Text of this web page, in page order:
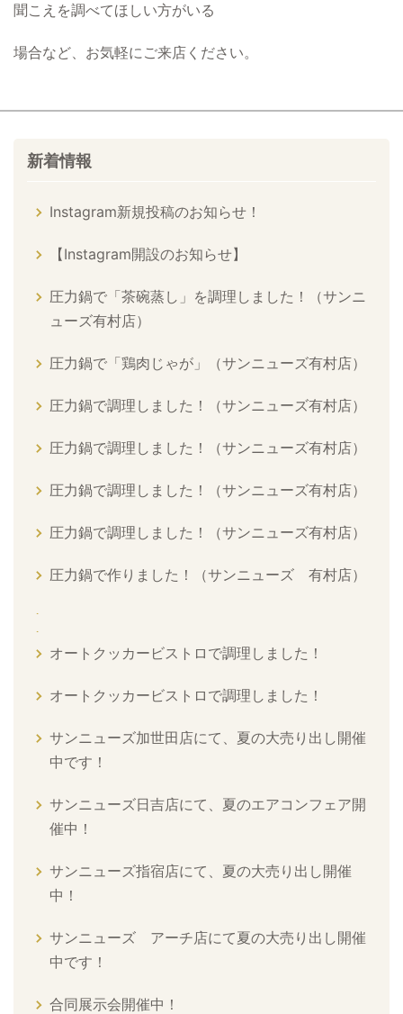
聞こえを調べてほしい方がいる
場合など、お気軽にご来店ください。
新着情報
Instagram新規投稿のお知らせ！
【Instagram開設のお知らせ】
圧力鍋で「茶碗蒸し」を調理しました！（サンニ
ューズ有村店）
圧力鍋で「鶏肉じゃが」（サンニューズ有村店）
圧力鍋で調理しました！（サンニューズ有村店）
圧力鍋で調理しました！（サンニューズ有村店）
圧力鍋で調理しました！（サンニューズ有村店）
圧力鍋で調理しました！（サンニューズ有村店）
圧力鍋で作りました！（サンニューズ 有村店）
オートクッカービストロで調理しました！
オートクッカービストロで調理しました！
サンニューズ加世田店にて、夏の大売り出し開催
中です！
サンニューズ日吉店にて、夏のエアコンフェア開
催中！
サンニューズ指宿店にて、夏の大売り出し開催
中！
サンニューズ アーチ店にて夏の大売り出し開催
中です！
合同展示会開催中！